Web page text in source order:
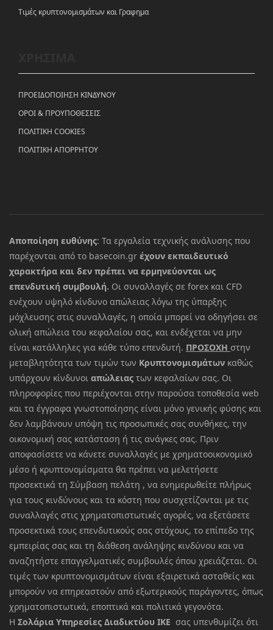
Tιμές κρυπτονομισμάτων και Γραφημα
ΠΡΟΕΙΔΟΠΟΙΗΣΗ ΚΙΝΔΥΝΟΥ
ΟΡΟΙ & ΠΡΟΥΠΟΘΕΣΕΙΣ
ΠΟΛΙΤΙΚΗ COOKIES
ΠΟΛΙΤΙΚΗ ΑΠΟΡΡΗΤΟΥ
Αποποίηση ευθύνης: Τα εργαλεία τεχνικής ανάλυσης που
παρέχονται από το basecoin.gr έχουν εκπαιδευτικό
χαρακτήρα και δεν πρέπει να ερμηνεύονται ως
επενδυτική συμβουλή. Οι συναλλαγές σε forex και CFD
ενέχουν υψηλό κίνδυνο απώλειας λόγω της ύπαρξης
μόχλευσης στις συναλλαγές, η οποία μπορεί να οδηγήσει σε
ολική απώλεια του κεφαλαίου σας, και ενδέχεται να μην
είναι κατάλληλες για κάθε τύπο επενδυτή. ΠΡΟΣΟΧΗ στην
μεταβλητότητα των τιμών των Κρυπτονομισμάτων καθώς
υπάρχουν κίνδυνοι απώλειας των κεφαλαίων σας. Οι
πληροφορίες που περιέχονται στην παρούσα τοποθεσία web
και τα έγγραφα γνωστοποίησης είναι μόνο γενικής φύσης και
δεν λαμβάνουν υπόψη τις προσωπικές σας συνθήκες, την
οικονομική σας κατάσταση ή τις ανάγκες σας. Πριν
αποφασίσετε να κάνετε συναλλαγές με χρηματοοικονομικό
μέσο ή κρυπτονομίσματα θα πρέπει να μελετήσετε
προσεκτικά τη Σύμβαση πελάτη , να ενημερωθείτε πλήρως
για τους κινδύνους και τα κόστη που συσχετίζονται με τις
συναλλαγές στις χρηματοπιστωτικές αγορές, να εξετάσετε
προσεκτικά τους επενδυτικούς σας στόχους, το επίπεδο της
εμπειρίας σας και τη διάθεση ανάληψης κινδύνου και να
αναζητήστε επαγγελματικές συμβουλές όπου χρειάζεται. Οι
τιμές των κρυπτονομισμάτων είναι εξαιρετικά ασταθείς και
μπορούν να επηρεαστούν από εξωτερικούς παράγοντες, όπως
χρηματοπιστωτικά, εποπτικά και πολιτικά γεγονότα.
Η Σολάρια Υπηρεσίες Διαδικτύου ΙΚΕ σας υπενθυμίζει ότι